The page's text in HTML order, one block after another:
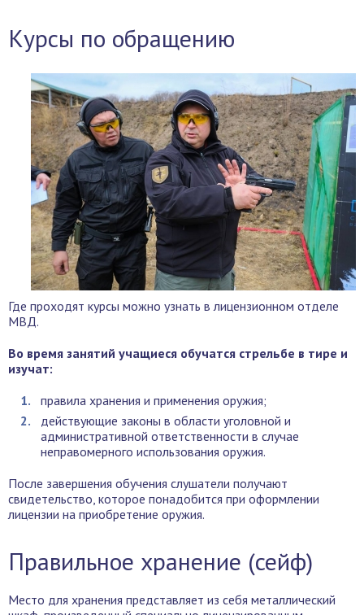
Курсы по обращению
Где проходят курсы можно узнать в лицензионном отделе
МВД.
Во время занятий учащиеся обучатся стрельбе в тире и
изучат:
правила хранения и применения оружия;
действующие законы в области уголовной и
административной ответственности в случае
неправомерного использования оружия.
После завершения обучения слушатели получают
свидетельство, которое понадобится при оформлении
лицензии на приобретение оружия.
Правильное хранение (сейф)
Место для хранения представляет из себя металлический